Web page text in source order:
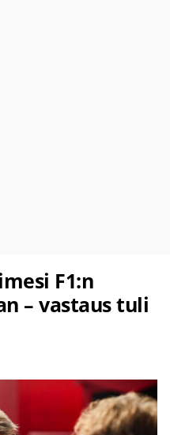
F1:n
– vastaus tuli